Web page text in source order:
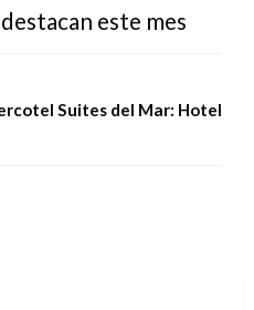
este mes
Suites del Mar: Hotel